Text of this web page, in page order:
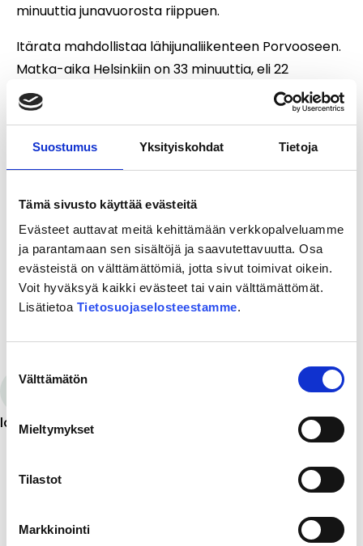
Suostumus Yksityiskohdat Tietoja
Tämä sivusto käyttää evästeitä
Evästeet auttavat meitä kehittämään verkkopalveluamme
ja parantamaan sen sisältöjä ja saavutettavuutta. Osa
evästeistä on välttämättömiä, jotta sivut toimivat oikein.
Voit hyväksyä kaikki evästeet tai vain välttämättömät.
Lisätietoa Tietosuojaselosteestamme.
valinta
Välttämätön
Mieltymykset
Tilastot
Markkinointi
minuuttia junavuorosta riippuen.
Itärata mahdollistaa lähijunaliikenteen Porvooseen.
Matka-aika Helsinkiin on 33 minuuttia, eli 22
minuuttia vähemmän kuin nykyisillä busseilla.
Ratayhteyden jatkosuunnittelussa tulee optimoida
hyötyjä kasvattavia tekijöitä, minimoida haittoja ja
etsiä kustannustehokkaita suunnitelmaratkaisuja.
vaikuttaa kustannustehokkailla ratkaisuilla sekä
Lahden lähijunaliikenteen vuorotarjontaa
optimoimalla.
olevasta linkistä.
Itärata liikenneselvitys – tiivistelmä ja
loppuraportti 2023 (2.4 Mt)